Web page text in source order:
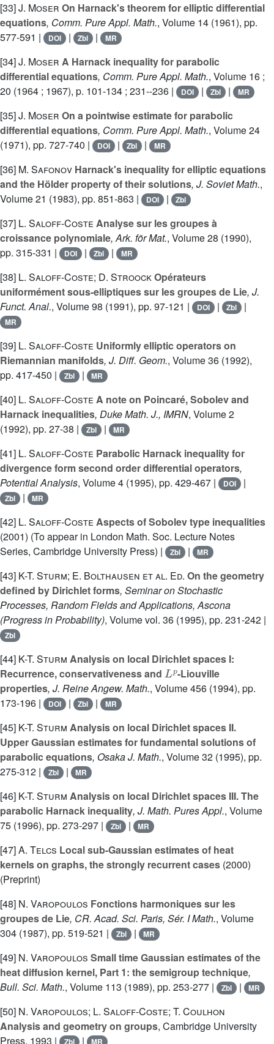
[33]J. Moser On Harnack's theorem for elliptic differential
equations, Comm. Pure Appl. Math., Volume 14 (1961), pp.
577-591 |
DOI | Zbl | MR
[34]J. Moser A Harnack inequality for parabolic
differential equations, Comm. Pure Appl. Math., Volume 16 ;
20 (1964 ; 1967), p. 101-134 ; 231--236 | DOI | Zbl | MR
[35]J. Moser On a pointwise estimate for parabolic
differential equations, Comm. Pure Appl. Math., Volume 24
(1971), pp. 727-740 |
DOI | Zbl | MR
[36] M. Safonov Harnack's inequality for elliptic equations
and the Hölder property of their solutions, J. Soviet Math.,
Volume 21 (1983), pp. 851-863 | DOI | Zbl
[37] L. Saloff-Coste Analyse sur les groupes à
croissance polynomiale, Ark. för Mat., Volume 28 (1990),
pp. 315-331 |
DOI | Zbl | MR
[38] L. Saloff-Coste; D. StroockOpérateurs
uniformément sous-elliptiques sur les groupes de Lie, J.
Funct. Anal., Volume 98 (1991), pp. 97-121 | DOI | Zbl |
MR
[39] L. Saloff-Coste Uniformly elliptic operators on
Riemannian manifolds, J. Diff. Geom., Volume 36 (1992),
pp. 417-450 |
Zbl | MR
[40] L. Saloff-Coste A note on Poincaré, Sobolev and
Harnack inequalities, Duke Math. J., IMRN, Volume 2
(1992), pp. 27-38 |
Zbl | MR
[41] L. Saloff-Coste Parabolic Harnack inequality for
divergence form second order differential operators,
Potential Analysis, Volume 4 (1995), pp. 429-467 | DOI |
Zbl | MR
[42] L. Saloff-Coste Aspects of Sobolev type inequalities
(2001) (To appear in London Math. Soc. Lecture Notes
Series, Cambridge University Press) |
Zbl | MR
[43] K-T. Sturm; E. Bolthausen et al. Ed. On the geometry
defined by Dirichlet forms, Seminar on Stochastic
Processes, Random Fields and Applications, Ascona
(Progress in Probability), Volume vol. 36 (1995), pp. 231-242 |
Zbl
[44] K-T. Sturm Analysis on local Dirichlet spaces I:
Recurrence, conservativeness and
Lp
-Liouville
properties, J. Reine Angew. Math., Volume 456 (1994), pp.
173-196 |
DOI | Zbl | MR
[45] K-T. Sturm Analysis on local Dirichlet spaces II.
Upper Gaussian estimates for fundamental solutions of
parabolic equations, Osaka J. Math., Volume 32 (1995), pp.
275-312 |
Zbl | MR
[46] K-T. Sturm Analysis on local Dirichlet spaces III. The
parabolic Harnack inequality, J. Math. Pures Appl., Volume
75 (1996), pp. 273-297 | Zbl | MR
[47]A. Telcs Local sub-Gaussian estimates of heat
kernels on graphs, the strongly recurrent cases (2000)
(Preprint)
[48] N. Varopoulos Fonctions harmoniques sur les
groupes de Lie, CR. Acad. Sci. Paris, Sér. I Math., Volume
304 (1987), pp. 519-521 | Zbl | MR
[49] N. Varopoulos Small time Gaussian estimates of the
heat diffusion kernel, Part 1: the semigroup technique,
Bull. Sci. Math., Volume 113 (1989), pp. 253-277 | Zbl | MR
[50] N. Varopoulos; L. Saloff-Coste; T. Coulhon
Analysis and geometry on groups, Cambridge University
Press, 1993 |
|